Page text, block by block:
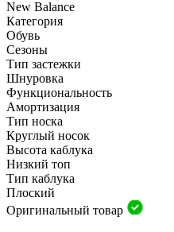
New Balance
Категория
Обувь
Сезоны
Тип застежки
Шнуровка
Функциональность
Амортизация
Тип носка
Круглый носок
Высота каблука
Низкий топ
Тип каблука
Плоский
Оригинальный товар